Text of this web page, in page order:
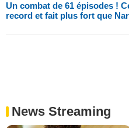
Un combat de 61 épisodes !
record et fait plus fort que
News Streaming